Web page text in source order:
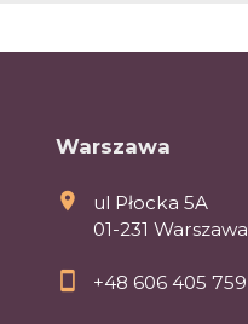
Warszawa
ul Płocka 5A
01-231 Warszawa
+48 606 405 759